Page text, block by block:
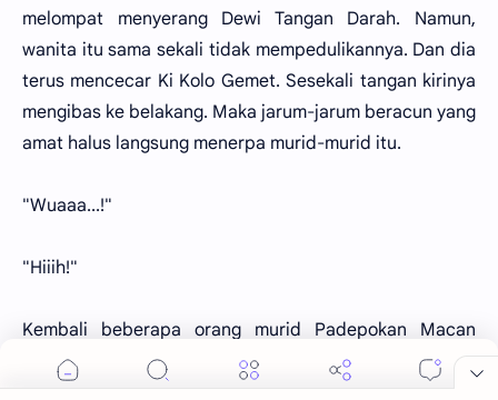
melompat menyerang Dewi Tangan Darah. Namun,
wanita itu sama sekali tidak mempedulikannya. Dan dia
terus mencecar Ki Kolo Gemet. Sesekali tangan kirinya
mengibas ke belakang. Maka jarum-jarum beracun yang
amat halus langsung menerpa murid-murid itu.
"Wuaaa...!"
"Hiiih!"
Kembali beberapa orang murid Padepokan Macan
Putih terjungkal sambil memekik kesakitan. Tubuh
mereka langsung membiru dan tewas beberapa saat,